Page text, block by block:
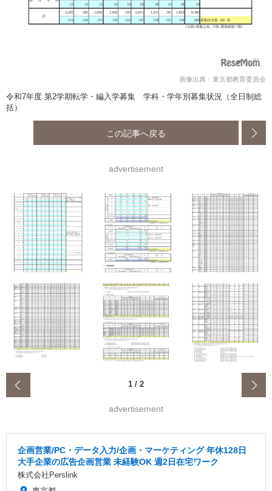
画像出典：東京都教育委員会
令和7年度 第2学期転学・編入学募集 学科・学年別募集状況（全日制総
括）
この記事へ戻る
advertisement
1 / 2
advertisement
企画営業/PC・データ入力/企画・マーケティング 年休128日
大手企業の広告企画営業 未経験OK 週2日在宅ワーク
株式会社Perslink